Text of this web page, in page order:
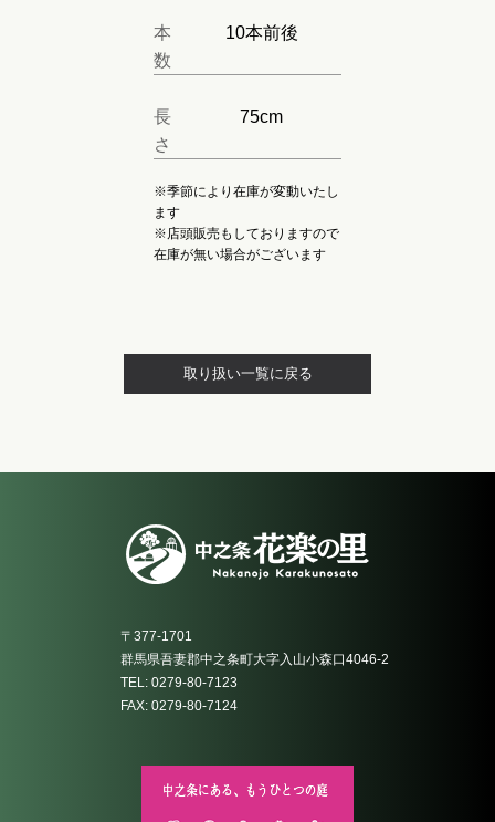
本
数
10本前後
長
さ
75cm
※季節により在庫が変動いたし
ます
※店頭販売もしておりますので
在庫が無い場合がございます
取り扱い一覧に戻る
〒377-1701
群馬県吾妻郡中之条町大字入山小森口4046-2
TEL: 0279-80-7123
FAX: 0279-80-7124